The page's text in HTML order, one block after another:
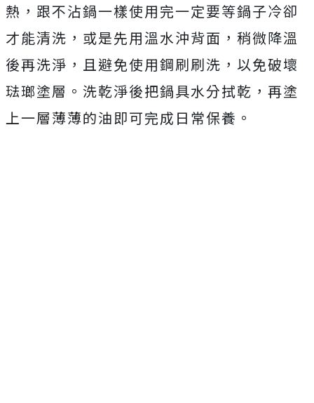
熱，跟不沾鍋一樣使用完一定要等鍋子冷卻
才能清洗，或是先用溫水沖背面，稍微降溫
後再洗淨，且避免使用鋼刷刷洗，以免破壞
琺瑯塗層。洗乾淨後把鍋具水分拭乾，再塗
上一層薄薄的油即可完成日常保養。